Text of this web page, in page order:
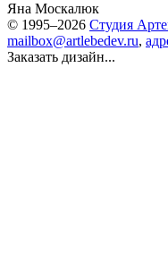
Яна Москалюк
© 1995–2026 Студия
mailbox@artlebedev.ru,
Заказать дизайн...